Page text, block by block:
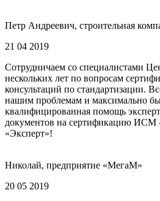
Петр Андреевич, строительная
21 04 2019
Сотрудничаем со специалистами
нескольких лет по вопросам
консультаций по стандартизации.
нашим проблемам и максимально
квалифицированная помощь
документов на сертификацию ИСМ
«Эксперт»!
Николай, предприятие «МегаМ»
20 05 2019